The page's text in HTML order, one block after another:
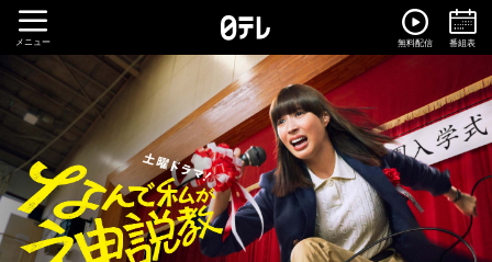
メニュー 無料配信 番組表